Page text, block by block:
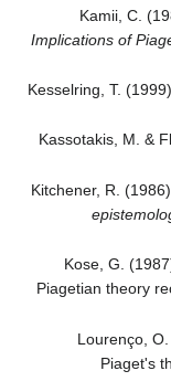
Kamii,
Implications of
Kesselring, T. (1999).
Kassotakis, M. &
Kitchener, R. (1986).
Kose, G.
Piagetian theory
Lourenço,
Piaget's